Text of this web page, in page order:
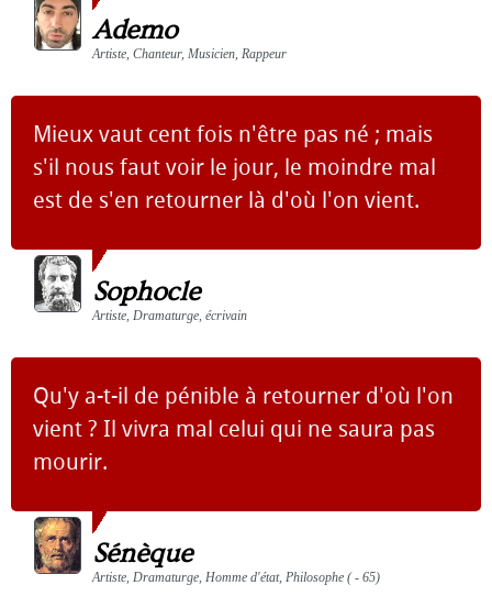
Ademo
Artiste, Chanteur, Musicien, Rappeur
Mieux vaut cent fois n'être pas né ; mais
s'il nous faut voir le jour, le moindre mal
est de s'en retourner là d'où l'on vient.
Sophocle
Artiste, Dramaturge, écrivain
Qu'y a-t-il de pénible à retourner d'où l'on
vient ? Il vivra mal celui qui ne saura pas
mourir.
Sénèque
Artiste, Dramaturge, Homme d'état, Philosophe ( - 65)